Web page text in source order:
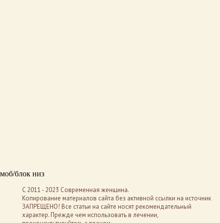
моб/блок низ
C 2011 - 2023 Современная женщина.
Копирование материалов сайта без активной ссылки на источник
ЗАПРЕЩЕНО! Все статьи на сайте носят рекомендательный
характер. Прежде чем использовать в лечении,